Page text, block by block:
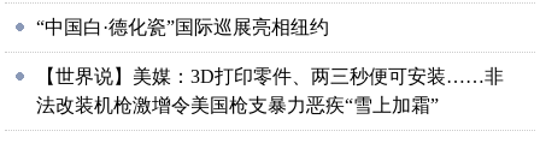
“中国白·德化瓷”国际巡展亮相纽约
【世界说】美媒：3D打印零件、两三秒便可安装……非
法改装机枪激增令美国枪支暴力恶疾“雪上加霜”